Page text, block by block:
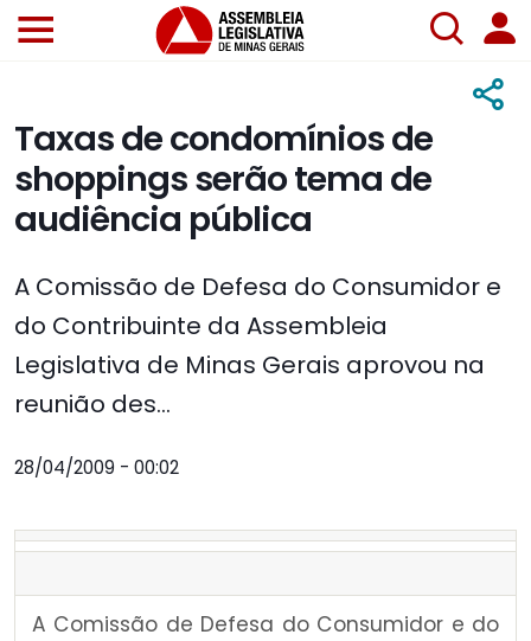
Taxas de condomínios de
shoppings serão tema de
audiência pública
A Comissão de Defesa do Consumidor e
do Contribuinte da Assembleia
Legislativa de Minas Gerais aprovou na
reunião des...
28/04/2009 - 00:02
A Comissão de Defesa do Consumidor e do